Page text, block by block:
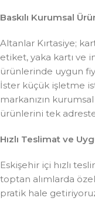
Baskılı Kurumsal
Altanlar Kırtasiye;
etiket, yaka kartı ve
ürünlerinde uygun
İster küçük işletme
markanızın
ürünlerini tek
Hızlı Teslimat ve
Eskişehir içi hızlı
toptan alımlarda
pratik hale